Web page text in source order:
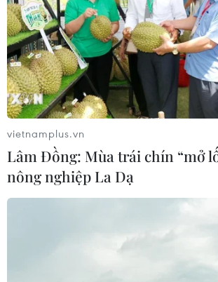
vietnamplus.vn
Lâm Đồng: Mùa trái chín “mở
nông nghiệp La Dạ